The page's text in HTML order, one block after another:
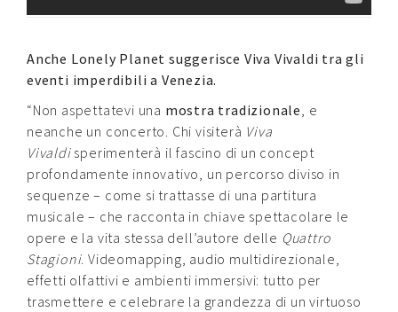
Anche Lonely Planet suggerisce Viva Vivaldi tra gli
eventi imperdibili a Venezia.
“Non aspettatevi una mostra tradizionale , e
neanche un concerto. Chi visiterà Viva
Vivaldisperimenterà il fascino di un concept
profondamente innovativo, un percorso diviso in
sequenze – come si trattasse di una partitura
musicale – che racconta in chiave spettacolare le
opere e la vita stessa dell’autore delle Quattro
Stagioni. Videomapping, audio multidirezionale,
effetti olfattivi e ambienti immersivi: tutto per
trasmettere e celebrare la grandezza di un virtuoso